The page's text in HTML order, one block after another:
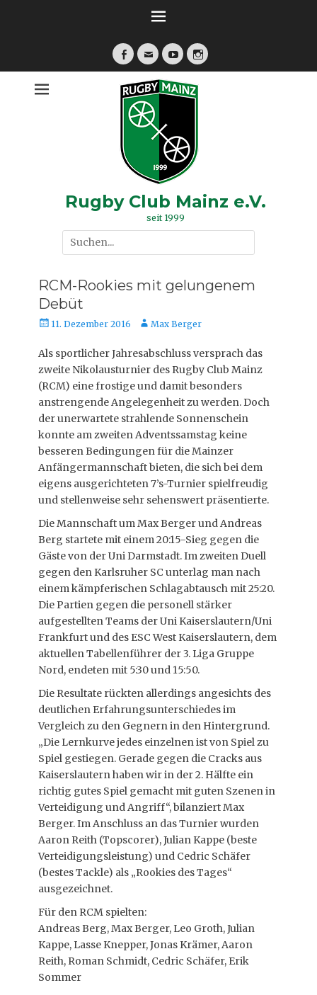
Facebook
E-
YouTubeInstagram
Rugby Club Mainz e.V.
seit 1999
Suche
nach:
RCM-Rookies mit gelungenem
Debüt
Posted
11. Dezember 2016 AutorMax Berger
Als sportlicher Jahresabschluss versprach das
zweite Nikolausturnier des Rugby Club Mainz
(RCM) eine frostige und damit besonders
anstrengende Angelegenheit zu werden. Doch
der unerwartete strahlende Sonnenschein
konnte am zweiten Adventssamstag keine
besseren Bedingungen für die Mainzer
Anfängermannschaft bieten, die sich bei dem
eigens ausgerichteten 7’s-Turnier spielfreudig
und stellenweise sehr sehenswert präsentierte.
Die Mannschaft um Max Berger und Andreas
Berg startete mit einem 20:15-Sieg gegen die
Gäste von der Uni Darmstadt. Im zweiten Duell
gegen den Karlsruher SC unterlag man nach
einem kämpferischen Schlagabtausch mit 25:20.
Die Partien gegen die personell stärker
aufgestellten Teams der Uni Kaiserslautern/Uni
Frankfurt und des ESC West Kaiserslautern, dem
aktuellen Tabellenführer der 3. Liga Gruppe
Nord, endeten mit 5:30 und 15:50.
Die Resultate rückten allerdings angesichts des
deutlichen Erfahrungsunterschiedes im
Vergleich zu den Gegnern in den Hintergrund.
„Die Lernkurve jedes einzelnen ist von Spiel zu
Spiel gestiegen. Gerade gegen die Cracks aus
Kaiserslautern haben wir in der 2. Hälfte ein
richtig gutes Spiel gemacht mit guten Szenen in
Verteidigung und Angriff“, bilanziert Max
Berger. Im Anschluss an das Turnier wurden
Aaron Reith (Topscorer), Julian Kappe (beste
Verteidigungsleistung) und Cedric Schäfer
(bestes Tackle) als „Rookies des Tages“
ausgezeichnet.
Für den RCM spielten:
Andreas Berg, Max Berger, Leo Groth, Julian
Kappe, Lasse Knepper, Jonas Krämer, Aaron
Reith, Roman Schmidt, Cedric Schäfer, Erik
Sommer